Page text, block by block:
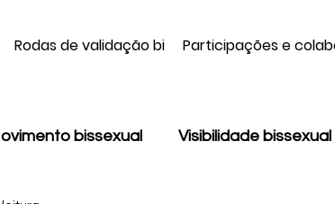
Rodas de validação bi Participações e
bissexual Visibilidade bissexual